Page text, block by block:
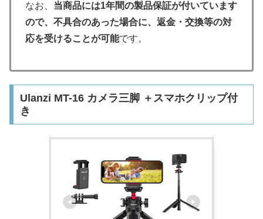
なお、 当商品には1年間の製品保証が付いています
ので、不具合のあった場合に、返金・交換等の対
応を受けることが可能です。
Ulanzi MT-16 カメラ三脚 ＋スマホクリップ付
き